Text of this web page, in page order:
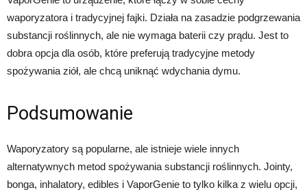
waporyzatora i tradycyjnej fajki. Działa na zasadzie podgrzewania
substancji roślinnych, ale nie wymaga baterii czy prądu. Jest to
dobra opcja dla osób, które preferują tradycyjne metody
spożywania ziół, ale chcą uniknąć wdychania dymu.
Podsumowanie
Waporyzatory są popularne, ale istnieje wiele innych
alternatywnych metod spożywania substancji roślinnych. Jointy,
bonga, inhalatory, edibles i VaporGenie to tylko kilka z wielu opcji,